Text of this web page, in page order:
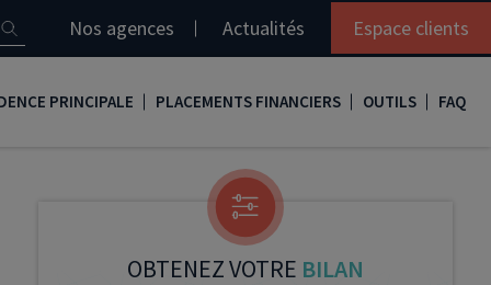
Nos agences Actualités Espace clients
PRINCIPALE PLACEMENTS FINANCIERS OUTILS
Simulation loi Denormandie
Comment réaliser son bilan patrimonial ?
Le guide de la loi Denormandie 2026
FAQ
OBTENEZ VOTRE BILAN